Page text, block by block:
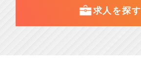
求人を探す